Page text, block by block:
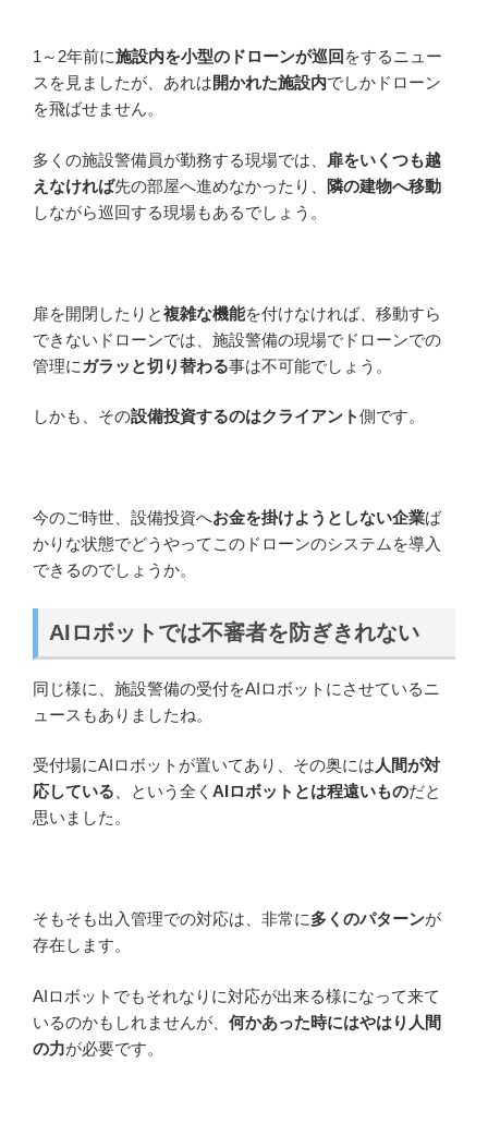
1～2年前に施設内を小型のドローンが巡回 をするニュー
スを見ましたが、あれは開かれた施設内でしかドローン
を飛ばせません。
多くの施設警備員が勤務する現場では、
扉をいくつも越
えなければ先の部屋へ進めなかったり、
隣の建物へ移動
しながら巡回する現場もあるでしょう。
扉を開閉したりと複雑な機能を付けなければ、移動すら
できないドローンでは、施設警備の現場でドローンでの
管理に ガラッと切り替わる事は不可能でしょう。
しかも、その設備投資するのはクライアント側です。
今のご時世、設備投資へお金を掛けようとしない企業ば
かりな状態でどうやってこのドローンのシステムを導入
できるのでしょうか。
AIロボットでは不審者を防ぎきれない
同じ様に、施設警備の受付をAIロボットにさせているニ
ュースもありましたね。
受付場にAIロボットが置いてあり、その奥には 人間が対
応している 、という全く AIロボットとは程遠いものだと
思いました。
そもそも出入管理での対応は、非常に多くのパターンが
存在します。
AIロボットでもそれなりに対応が出来る様になって来て
いるのかもしれませんが、 何かあった時にはやはり人間
の力が必要です。